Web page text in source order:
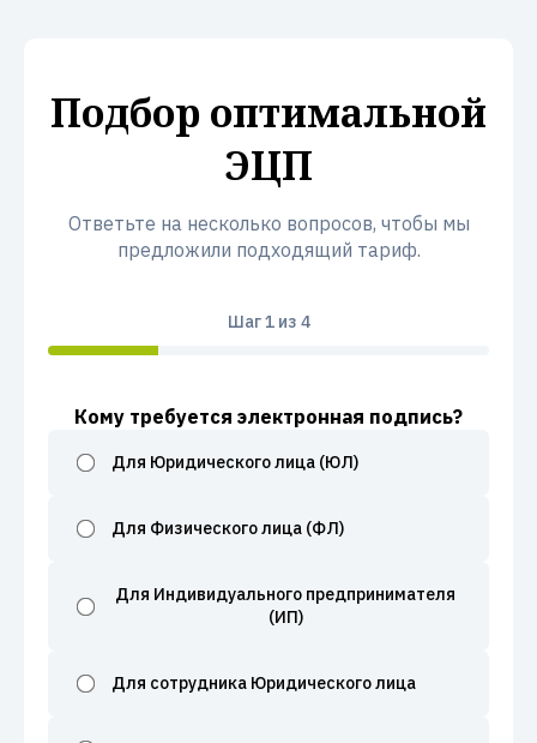
Подбор оптимальной
ЭЦП
Ответьте на несколько вопросов, чтобы мы
предложили подходящий тариф.
Шаг1из 4
Кому требуется электронная подпись?
Для Юридического лица (ЮЛ)
Для Физического лица (ФЛ)
Для Индивидуального предпринимателя
(ИП)
Для сотрудника Юридического лица